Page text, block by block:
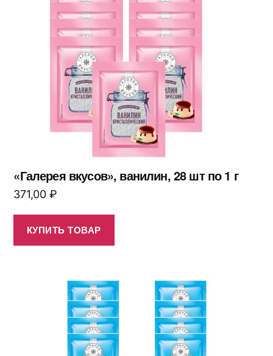
«Галерея вкусов», ванилин, 28 шт по 1 г
371,00 ₽
КУПИТЬ ТОВАР